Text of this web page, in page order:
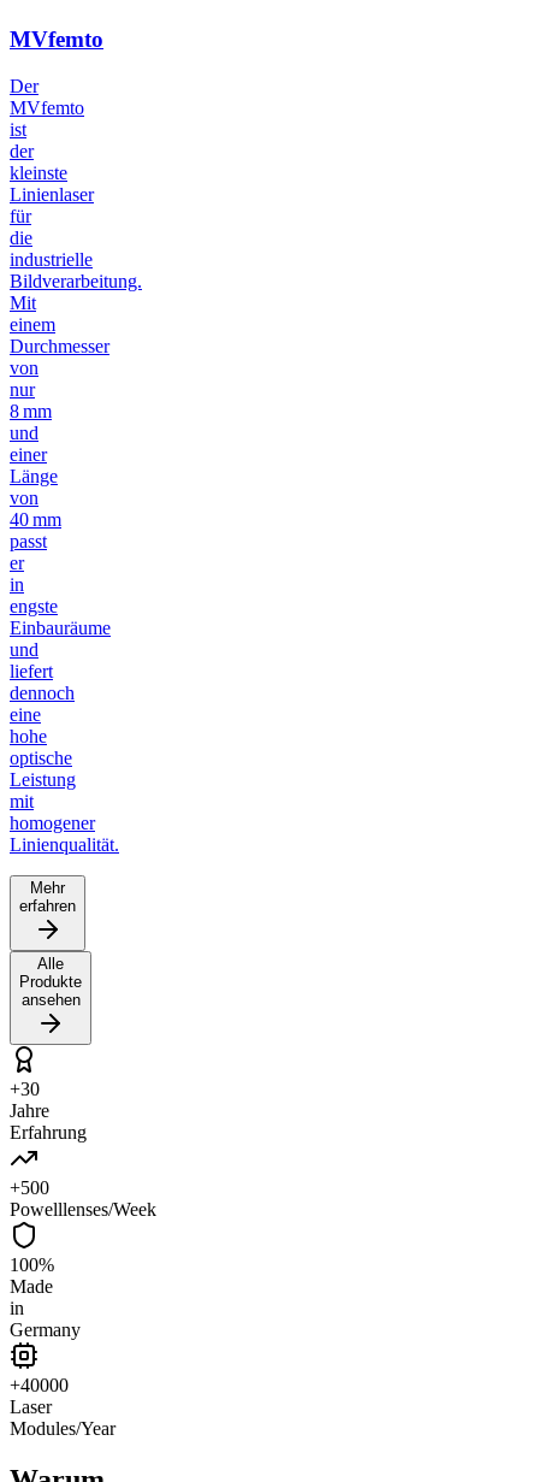
MVfemto
Der
MVfemto
ist
der
kleinste
Linienlaser
für
die
industrielle
Bildverarbeitung.
Mit
einem
Durchmesser
von
nur
8 mm
und
einer
Länge
von
40 mm
passt
er
in
engste
Einbauräume
und
liefert
dennoch
eine
hohe
optische
Leistung
mit
homogener
Linienqualität.
Mehr
erfahren
Alle
Produkte
ansehen
+30
Jahre
Erfahrung
+500
Powelllenses/Week
100%
Made
in
Germany
+40000
Laser
Modules/Year